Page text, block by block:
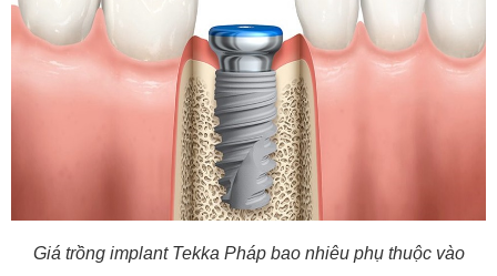
Giá trồng implant Tekka Pháp bao nhiêu phụ thuộc vào